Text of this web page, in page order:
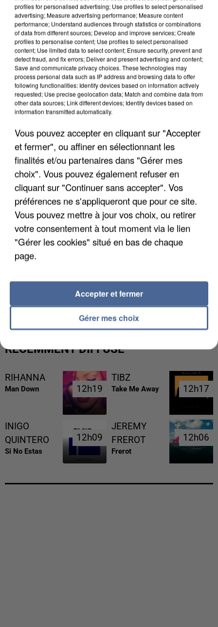
UN SECOND CADRE DE LA DZ MAFIA
INTERPELLÉ EN ALGÉRIE
UNE TOURISTE DE L’OISE EMPORTÉE PAR UNE
COULÉE DE BOUE EN HAUTE-SAVOIE
RÉCEMMENT DIFFUSÉ
RIHANNA
Man Down 12h19
12h19
TIBZ
Take Me Away 12h17
12h17
INIGO
QUINTERO
Si No Estas
12h09
12h09
JEREMY
FREROT
Frerot
12h06
12h06
profiles for personalised advertising; Use profiles to select personalised
advertising; Measure advertising performance; Measure content
performance; Understand audiences through statistics or combinations
of data from different sources; Develop and improve services; Create
profiles to personalise content; Use profiles to select personalised
content; Use limited data to select content; Ensure security, prevent and
detect fraud, and fix errors; Deliver and present advertising and content;
Save and communicate privacy choices. These technologies may
process personal data such as IP address and browsing data to offer
following functionalities: Identify devices based on information actively
requested; Use precise geolocation data; Match and combine data from
other data sources; Link different devices; Identify devices based on
information transmitted automatically.
Vous pouvez accepter en cliquant sur "Accepter
et fermer", ou affiner en sélectionnant les
finalités et/ou partenaires dans "Gérer mes
choix". Vous pouvez également refuser en
cliquant sur "Continuer sans accepter". Vos
préférences ne s'appliqueront que pour ce site.
Vous pouvez mettre à jour vos choix, ou retirer
votre consentement à tout moment via le lien
"Gérer les cookies" situé en bas de chaque
page.
Gérer mes choix
Accepter et fermer